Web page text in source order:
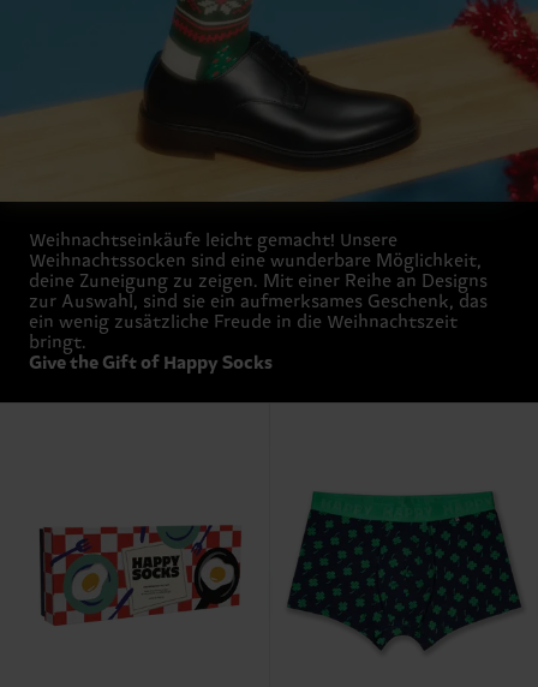
Weihnachtseinkäufe leicht gemacht! Unsere
Weihnachtssocken sind eine wunderbare Möglichkeit,
deine Zuneigung zu zeigen. Mit einer Reihe an Designs
zur Auswahl, sind sie ein aufmerksames Geschenk, das
ein wenig zusätzliche Freude in die Weihnachtszeit
bringt.
Give the Gift of Happy Socks